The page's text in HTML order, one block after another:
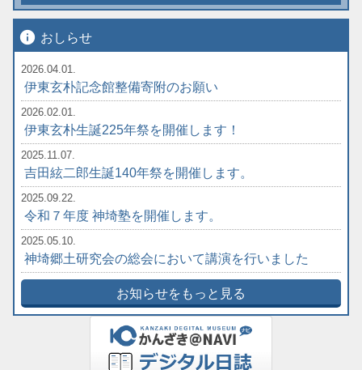
info おしらせ
2026.04.01.
伊東玄朴記念館整備寄附のお願い
2026.02.01.
伊東玄朴生誕225年祭を開催します！
2025.11.07.
吉田絃二郎生誕140年祭を開催します。
2025.09.22.
令和７年度 神埼塾を開催します。
2025.05.10.
神埼郷土研究会の総会において講演を行いました
お知らせをもっと見る